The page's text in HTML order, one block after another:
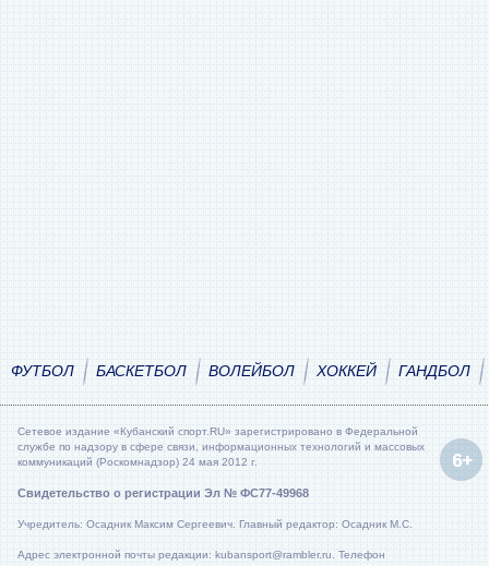
ФУТБОЛ БАСКЕТБОЛ ВОЛЕЙБОЛ ХОККЕЙ ГАНДБОЛ
Сетевое издание «Кубанский спорт.RU» зарегистрировано в Федеральной
службе по надзору в сфере связи, информационных технологий и массовых
коммуникаций (Роскомнадзор) 24 мая 2012 г.
Свидетельство о регистрации Эл № ФС77-49968
Учредитель: Осадник Максим Сергеевич. Главный редактор: Осадник М.С.
Адрес электронной почты редакции: kubansport@rambler.ru. Телефон